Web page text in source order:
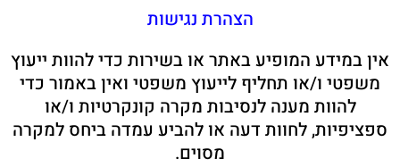
הצהרת נגישות
אין במידע המופיע באתר או בשירות כדי להוות ייעוץ
משפטי ו/או תחליף לייעוץ משפטי ואין באמור כדי
להוות מענה לנסיבות מקרה קונקרטיות ו/או
ספציפיות, לחוות דעה או להביע עמדה ביחס למקרה
מסוים.